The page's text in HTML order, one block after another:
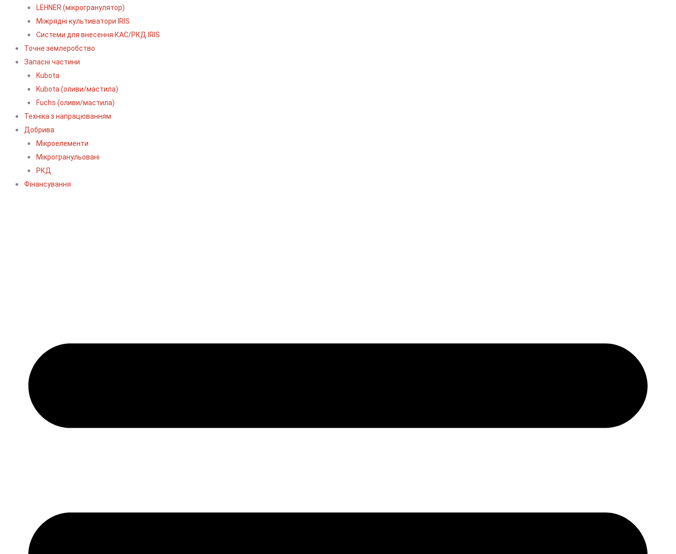
LEHNER (мікрогранулятор)
Міжрядні культиватори IRIS
Системи для внесення КАС/РКД IRIS
Точне землеробство
Запасні частини
Kubota
Kubota (оливи/мастила)
Fuchs (оливи/мастила)
Техніка з напрацюванням
Добрива
Мікроелементи
Мікрогранульовані
РКД
Фінансування